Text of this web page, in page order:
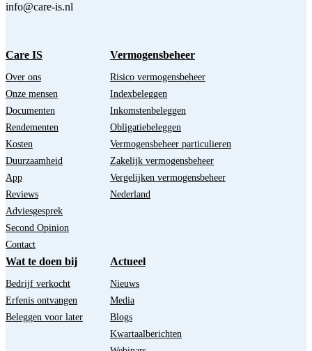
info@care-is.nl
Care IS
Over ons
Onze mensen
Documenten
Rendementen
Kosten
Duurzaamheid
App
Reviews
Adviesgesprek
Second Opinion
Contact
Vermogensbeheer
Risico vermogensbeheer
Indexbeleggen
Inkomstenbeleggen
Obligatiebeleggen
Vermogensbeheer particulieren
Zakelijk vermogensbeheer
Vergelijken vermogensbeheer
Nederland
Wat te doen bij
Bedrijf verkocht
Erfenis ontvangen
Beleggen voor later
Actueel
Nieuws
Media
Blogs
Kwartaalberichten